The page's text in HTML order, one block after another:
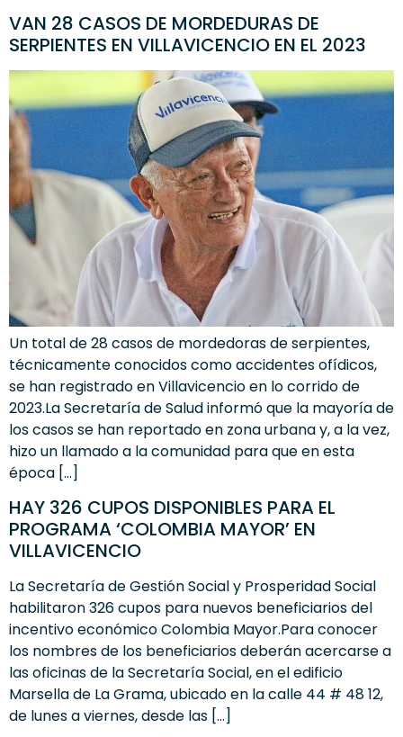
VAN 28 CASOS DE MORDEDURAS DE
SERPIENTES EN VILLAVICENCIO EN EL 2023
Un total de 28 casos de mordedoras de serpientes,
técnicamente conocidos como accidentes ofídicos,
se han registrado en Villavicencio en lo corrido de
2023.La Secretaría de Salud informó que la mayoría de
los casos se han reportado en zona urbana y, a la vez,
hizo un llamado a la comunidad para que en esta
época […]
HAY 326 CUPOS DISPONIBLES PARA EL
PROGRAMA ‘COLOMBIA MAYOR’ EN
VILLAVICENCIO
La Secretaría de Gestión Social y Prosperidad Social
habilitaron 326 cupos para nuevos beneficiarios del
incentivo económico Colombia Mayor.Para conocer
los nombres de los beneficiarios deberán acercarse a
las oficinas de la Secretaría Social, en el edificio
Marsella de La Grama, ubicado en la calle 44 # 48 12,
de lunes a viernes, desde las […]